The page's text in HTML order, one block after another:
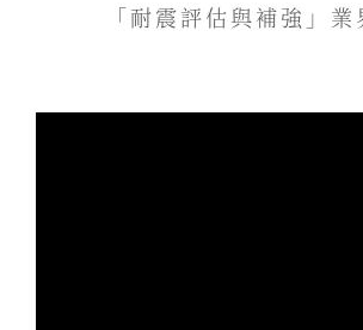
「耐震評估與補強」業